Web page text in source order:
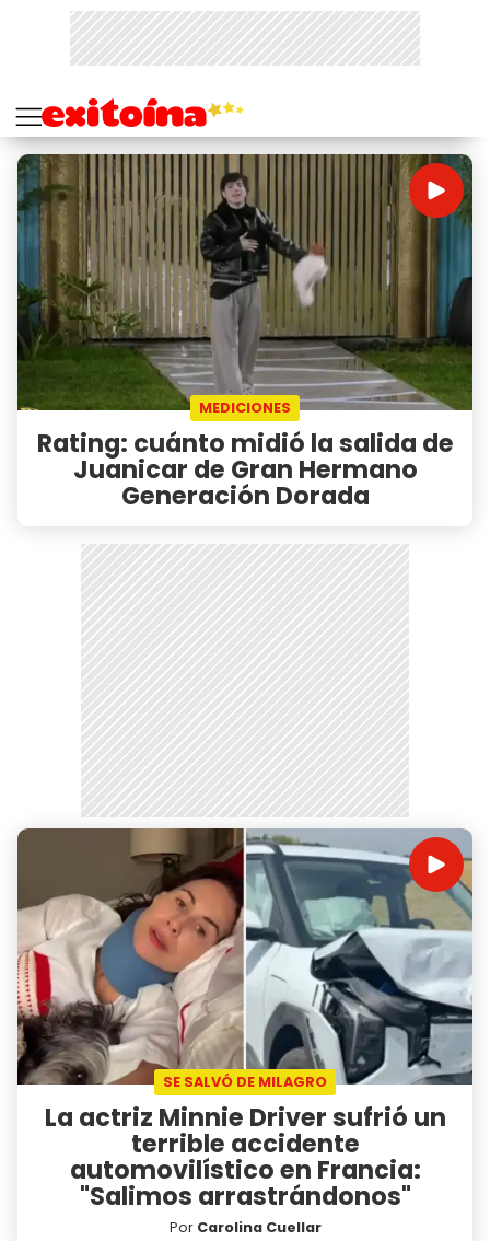
MEDICIONES
Rating: cuánto midió la salida de
Juanicar de Gran Hermano
Generación Dorada
SE SALVÓ DE MILAGRO
La actriz Minnie Driver sufrió un
terrible accidente
automovilístico en Francia:
"Salimos arrastrándonos"
Por Carolina Cuellar